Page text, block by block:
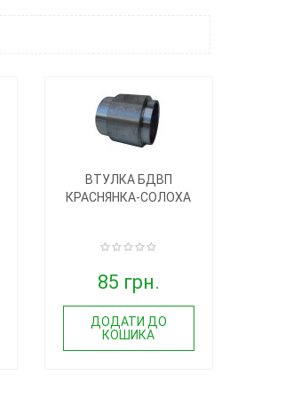
ВТУЛКА БДВП
КРАСНЯНКА-СОЛОХА
85 грн.
ДОДАТИ ДО
КОШИКА